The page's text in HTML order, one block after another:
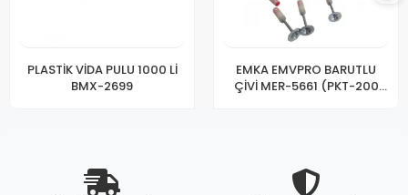
PLASTİK VİDA PULU 1000 Lİ
BMX-2699
EMKA EMVPRO BARUTLU
ÇİVİ MER-5661 (PKT-200